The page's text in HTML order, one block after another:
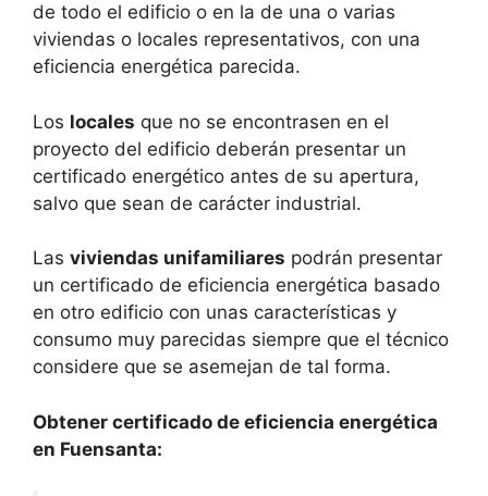
de todo el edificio o en la de una o varias
viviendas o locales representativos, con una
eficiencia energética parecida.
Los locales que no se encontrasen en el
proyecto del edificio deberán presentar un
certificado energético antes de su apertura,
salvo que sean de carácter industrial.
Las viviendas unifamiliares podrán presentar
un certificado de eficiencia energética basado
en otro edificio con unas características y
consumo muy parecidas siempre que el técnico
considere que se asemejan de tal forma.
Obtener certificado de eficiencia energética
en Fuensanta: